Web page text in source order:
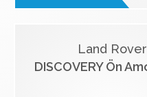
Land Rover
DISCOVERY Ön